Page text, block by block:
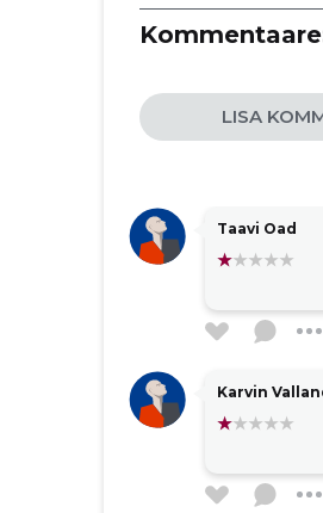
LISA
Taavi Oad
Karvin